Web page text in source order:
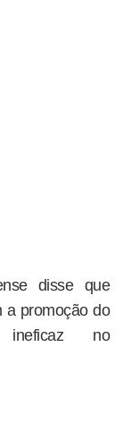
disse que
a promoção do
ineficaz no